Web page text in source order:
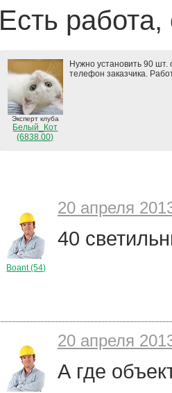
Есть работа,
Эксперт клуба
Белый_Кот
(6838.00)
Нужно установить 90 шт.
телефон заказчика.
Boant (54)
20 апреля
40
20 апреля
А где